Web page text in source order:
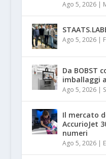
Ago 5, 2026|
Ago 5, 2026|
Da BOBST
imballaggi
Ago 5, 2026|
Il mercato
AccurioJet
numeri
Ago 5, 2026|